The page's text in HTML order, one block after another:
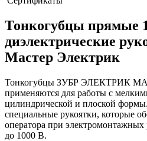
Тонкогубцы прямые
диэлектрические
Мастер Электрик
Тонкогубцы ЗУБР ЭЛЕКТРИК
применяются для работы с
цилиндрической и плоской
специальные рукоятки, которые
оператора при
до 1000 В.